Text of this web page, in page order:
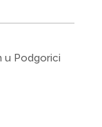
u Podgorici